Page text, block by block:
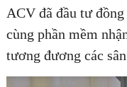
ACV đã đầu tư
cùng phần mềm
tương đương các